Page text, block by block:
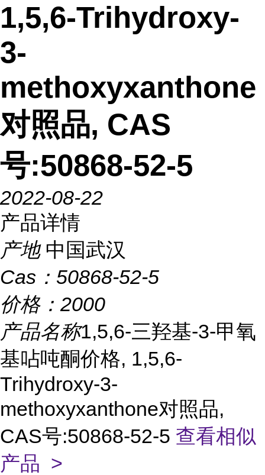
1,5,6-Trihydroxy-
3-
methoxyxanthone
对照品, CAS
号:50868-52-5
2022-08-22
产品详情
产地 中国武汉
Cas： 50868-52-5
价格： 2000
产品名称1,5,6-三羟基-3-甲氧
基呫吨酮价格, 1,5,6-
Trihydroxy-3-
methoxyxanthone对照品,
CAS号:50868-52-5 查看相似
产品 >